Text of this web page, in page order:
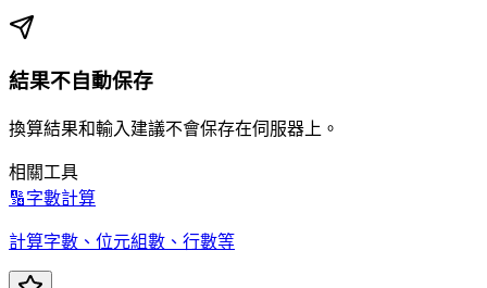
結果不自動保存
換算結果和輸入建議不會保存在伺服器上。
相關工具
🔢字數計算
計算字數、位元組數、行數等